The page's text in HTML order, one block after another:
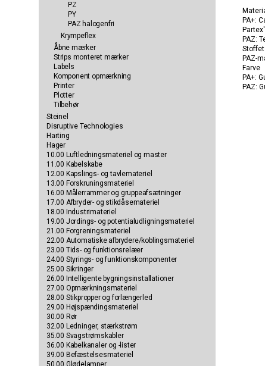
PZ
PY
PAZ halogenfri
Krympeflex
Åbne mærker
Strips monteret mærker
Labels
Komponent opmærkning
Printer
Plotter
Tilbehør
Steinel
Disruptive Technologies
Harting
Hager
10.00 Luftledningsmateriel og master
11.00 Kabelskabe
12.00 Kapslings- og tavlemateriel
13.00 Forskruningsmateriel
16.00 Målerrammer og gruppeafsætninger
17.00 Afbryder- og stikdåsemateriel
18.00 Industrimateriel
19.00 Jordings- og potentialudligningsmateriel
21.00 Forgreningsmateriel
22.00 Automatiske afbrydere/koblingsmateriel
23.00 Tids- og funktionsrelæer
24.00 Styrings- og funktionskomponenter
25.00 Sikringer
26.00 Intelligente bygningsinstallationer
27.00 Opmærkningsmateriel
28.00 Stikpropper og forlængerled
29.00 Højspændingsmateriel
30.00 Rør
32.00 Ledninger, stærkstrøm
35.00 Svagstrømskabler
36.00 Kabelkanaler og -lister
39.00 Befæstelsesmateriel
PA+:
PAZ:
PAZ-
Farve
PA+:
PAZ: